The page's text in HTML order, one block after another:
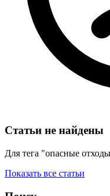
Статьи не найдены
Для тега "опасные
Показать все статьи